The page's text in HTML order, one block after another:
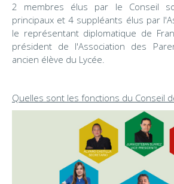
2 membres élus par le Conseil
principaux et 4 suppléants élus par
le représentant diplomatique de
président de l'Association des
ancien élève du Lycée.
Quelles sont les fonctions du Conseil